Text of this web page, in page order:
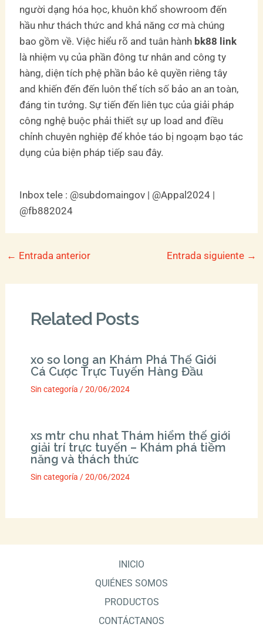
người dạng hóa học, khuôn khổ showroom đến
hầu như thách thức and khả năng cơ mà chúng
bao gồm về. Việc hiểu rõ and tuân hành bk88 link
là nhiệm vụ của phần đông tư nhân and công ty
hàng, diện tích phệ phần bảo kê quyền riêng tây
and khiến đến đến luôn thể tích số bảo an an toàn,
đáng tin tưởng. Sự tiến đến liên tục của giải pháp
công nghệ buộc phải thiết sự up load and điều
chỉnh chuyên nghiệp để khỏe táo bị ngoạm bạo tác
dụng của biện pháp tiếp sau đây.
Inbox tele : @subdomaingov | @Appal2024 |
@fb882024
← Entrada anterior Entrada siguiente →
Related Posts
xo so long an Khám Phá Thế Giới
Cá Cược Trực Tuyến Hàng Đầu
Sin categoría /20/06/2024
xs mtr chu nhat Thám hiểm thế giới
giải trí trực tuyến – Khám phá tiềm
năng và thách thức
Sin categoría /20/06/2024
INICIO
QUIÉNES SOMOS
PRODUCTOS
CONTÁCTANOS